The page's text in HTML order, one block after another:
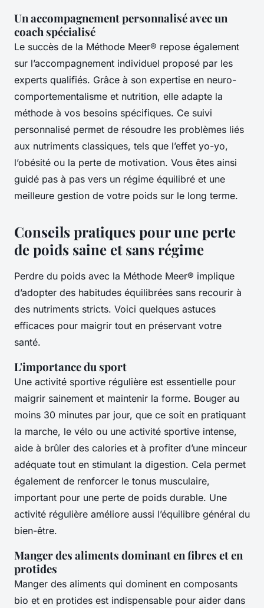
Un accompagnement personnalisé avec un
coach spécialisé
Le succès de la Méthode Meer® repose également
sur l’accompagnement individuel proposé par les
experts qualifiés. Grâce à son expertise en neuro-
comportementalisme et nutrition, elle adapte la
méthode à vos besoins spécifiques. Ce suivi
personnalisé permet de résoudre les problèmes liés
aux nutriments classiques, tels que l’effet yo-yo,
l’obésité ou la perte de motivation. Vous êtes ainsi
guidé pas à pas vers un régime équilibré et une
meilleure gestion de votre poids sur le long terme.
Conseils pratiques pour une perte
de poids saine et sans régime
Perdre du poids avec la Méthode Meer® implique
d’adopter des habitudes équilibrées sans recourir à
des nutriments stricts. Voici quelques astuces
efficaces pour maigrir tout en préservant votre
santé.
L'importance du sport
Une activité sportive régulière est essentielle pour
maigrir sainement et maintenir la forme. Bouger au
moins 30 minutes par jour, que ce soit en pratiquant
la marche, le vélo ou une activité sportive intense,
aide à brûler des calories et à profiter d’une minceur
adéquate tout en stimulant la digestion. Cela permet
également de renforcer le tonus musculaire,
important pour une perte de poids durable. Une
activité régulière améliore aussi l’équilibre général du
bien-être.
Manger des aliments dominant en fibres et en
protides
Manger des aliments qui dominent en composants
bio et en protides est indispensable pour aider dans